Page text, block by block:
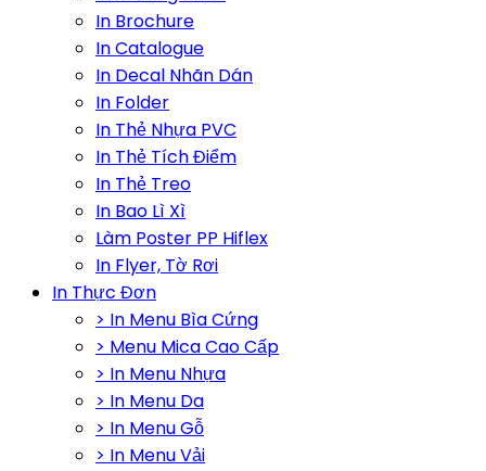
In Brochure
In Catalogue
In Decal Nhãn Dán
In Folder
In Thẻ Nhựa PVC
In Thẻ Tích Điểm
In Thẻ Treo
In Bao Lì Xì
Làm Poster PP Hiflex
In Flyer, Tờ Rơi
In Thực Đơn
> In Menu Bìa Cứng
> Menu Mica Cao Cấp
> In Menu Nhựa
> In Menu Da
> In Menu Gỗ
> In Menu Vải